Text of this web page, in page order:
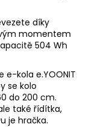
díky
momentem
504 Wh
e-kola e.YOONIT
se kolo
do 200 cm.
také řídítka,
je hračka.